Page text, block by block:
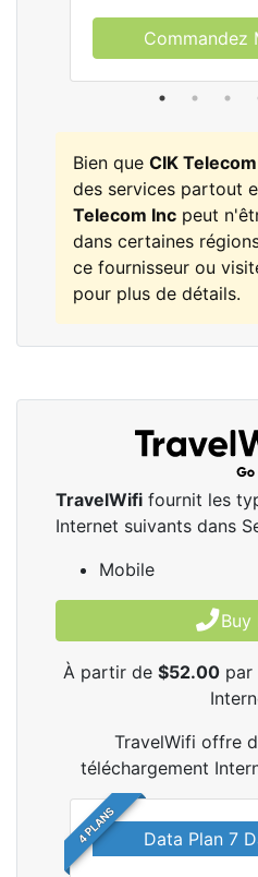
Commandez
Bien que CIK
des services partout
Telecom Inc peut
dans certaines
ce fournisseur ou
pour plus de détails.
TravelWifi fournit les
Internet suivants dans
Mobile
Buy
À partir de $52.00 par
TravelWifi offre
téléchargement
4 PLANS Data Plan 7